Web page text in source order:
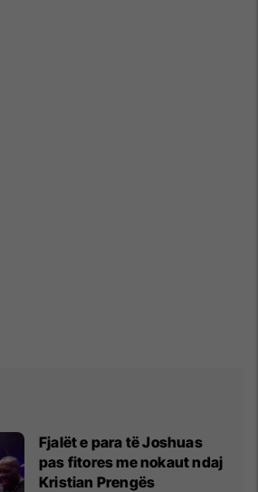
Fjalët e para të Joshuas
pas fitores me nokaut ndaj
Kristian Prengës